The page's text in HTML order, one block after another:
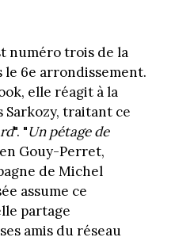
numéro trois de la
le 6e arrondissement.
elle réagit à la
traitant ce
". "Un pétage de
Gouy-Perret,
de Michel
assume ce
partage
amis du réseau